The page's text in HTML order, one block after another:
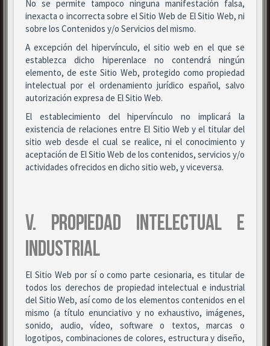
No se permite tampoco ninguna manifestación falsa,
inexacta o incorrecta sobre el Sitio Web de El Sitio Web, ni
sobre los Contenidos y/o Servicios del mismo.
A excepción del hipervínculo, el sitio web en el que se
establezca dicho hiperenlace no contendrá ningún
elemento, de este Sitio Web, protegido como propiedad
intelectual por el ordenamiento jurídico español, salvo
autorización expresa de El Sitio Web.
El establecimiento del hipervínculo no implicará la
existencia de relaciones entre El Sitio Web y el titular del
sitio web desde el cual se realice, ni el conocimiento y
aceptación de El Sitio Web de los contenidos, servicios y/o
actividades ofrecidos en dicho sitio web, y viceversa.
V. PROPIEDAD INTELECTUAL E
INDUSTRIAL
El Sitio Web por sí o como parte cesionaria, es titular de
todos los derechos de propiedad intelectual e industrial
del Sitio Web, así como de los elementos contenidos en el
mismo (a título enunciativo y no exhaustivo, imágenes,
sonido, audio, vídeo, software o textos, marcas o
logotipos, combinaciones de colores, estructura y diseño,